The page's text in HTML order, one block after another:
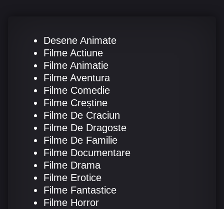
Desene Animate
Filme Actiune
Filme Animatie
Filme Aventura
Filme Comedie
Filme Creștine
Filme De Craciun
Filme De Dragoste
Filme De Familie
Filme Documentare
Filme Drama
Filme Erotice
Filme Fantastice
Filme Horror